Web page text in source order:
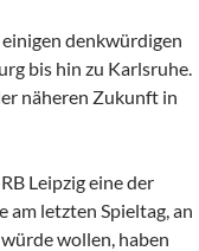
denkwürdigen
bis hin zu Karlsruhe.
näheren Zukunft in
Leipzig eine der
am letzten Spieltag, an
wollen, haben